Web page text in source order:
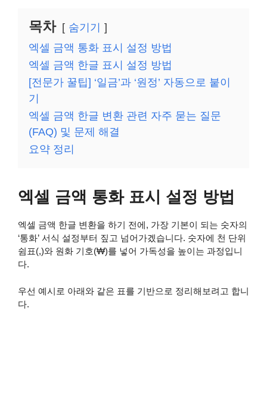
목차
숨기기
엑셀 금액 통화 표시 설정 방법
엑셀 금액 한글 표시 설정 방법
[전문가 꿀팁] ‘일금’과 ‘원정’ 자동으로 붙이
기
엑셀 금액 한글 변환 관련 자주 묻는 질문
(FAQ) 및 문제 해결
요약 정리
엑셀 금액 통화 표시 설정 방법
엑셀 금액 한글 변환을 하기 전에, 가장 기본이 되는 숫자의
‘통화’ 서식 설정부터 짚고 넘어가겠습니다. 숫자에 천 단위
쉼표(,)와 원화 기호(₩)를 넣어 가독성을 높이는 과정입니
다.
우선 예시로 아래와 같은 표를 기반으로 정리해보려고 합니
다.